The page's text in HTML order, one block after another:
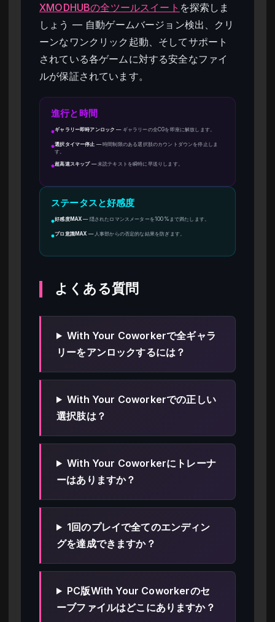
XMODHUBの全ツールスイート を探索しま
しょう — 自動ゲームバージョン検出、クリ
ーンなワンクリック起動、そしてサポート
されている各ゲームに対する安全なファイ
ルが保証されています。
進行と時間
●ギャラリー即時アンロック — ギャラリーの全CGを即座に解放します。
●選択タイマー停止 —時間制限のある選択肢のカウントダウンを停止しま
す。
●超高速スキップ—未読テキストを瞬時に早送りします。
ステータスと好感度
●好感度MAX — 隠されたロマンスメーターを100%まで満たします。
●プロ意識MAX — 人事部からの否定的な結果を防ぎます。
よくある質問
With Your Coworkerで全ギャラ
リーをアンロックするには？
With Your Coworkerでの正しい
選択肢は？
With Your Coworkerにトレーナ
ーはありますか？
1回のプレイで全てのエンディン
グを達成できますか？
PC版With Your Coworkerのセ
ーブファイルはどこにありますか？